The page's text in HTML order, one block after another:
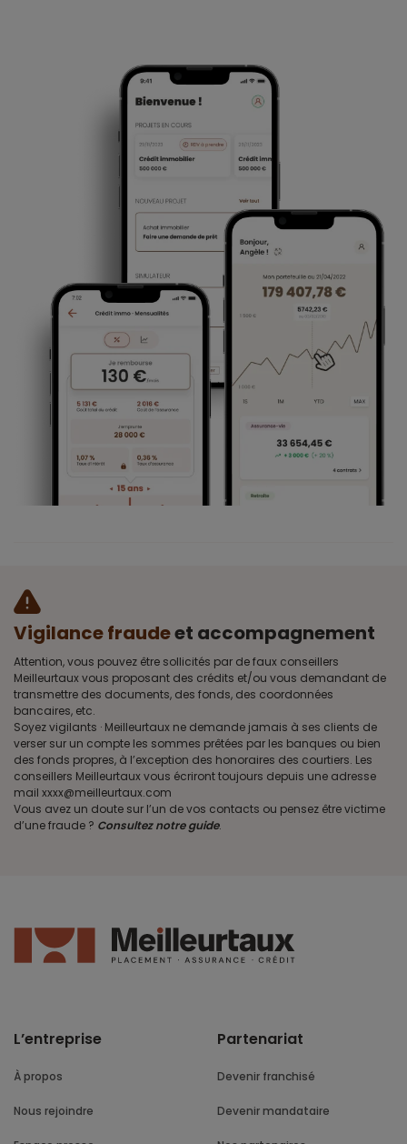
Vigilance fraudeet accompagnement
Attention, vous pouvez être sollicités par de faux conseillers
Meilleurtaux vous proposant des crédits et/ou vous demandant de
transmettre des documents, des fonds, des coordonnées
bancaires, etc.
Soyez vigilants · Meilleurtaux ne demande jamais à ses clients de
verser sur un compte les sommes prêtées par les banques ou bien
des fonds propres, à l’exception des honoraires des courtiers. Les
conseillers Meilleurtaux vous écriront toujours depuis une adresse
mail xxxx@meilleurtaux.com
Vous avez un doute sur l’un de vos contacts ou pensez être victime
d’une fraude ? Consultez notre guide.
L’entreprise
À propos
Nous rejoindre
Partenariat
Devenir franchisé
Devenir mandataire